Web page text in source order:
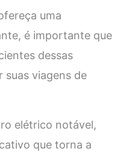
uma
é importante que
dessas
suas viagens de
elétrico notável,
que torna a